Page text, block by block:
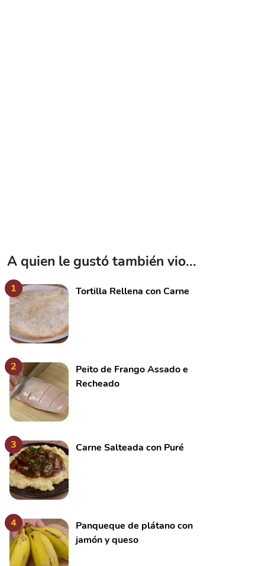
A quien le gustó también vio...
1 Tortilla Rellena con Carne
2
Peito de Frango Assado e
Recheado
3 Carne Salteada con Puré
4
Panqueque de plátano con
jamón y queso